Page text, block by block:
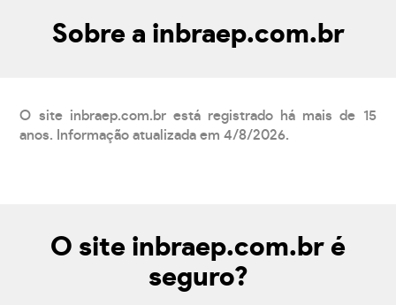
Sobre a inbraep.com.br
O site inbraep.com.br está registrado há mais de 15
anos. Informação atualizada em 4/8/2026.
O site inbraep.com.br é
seguro?